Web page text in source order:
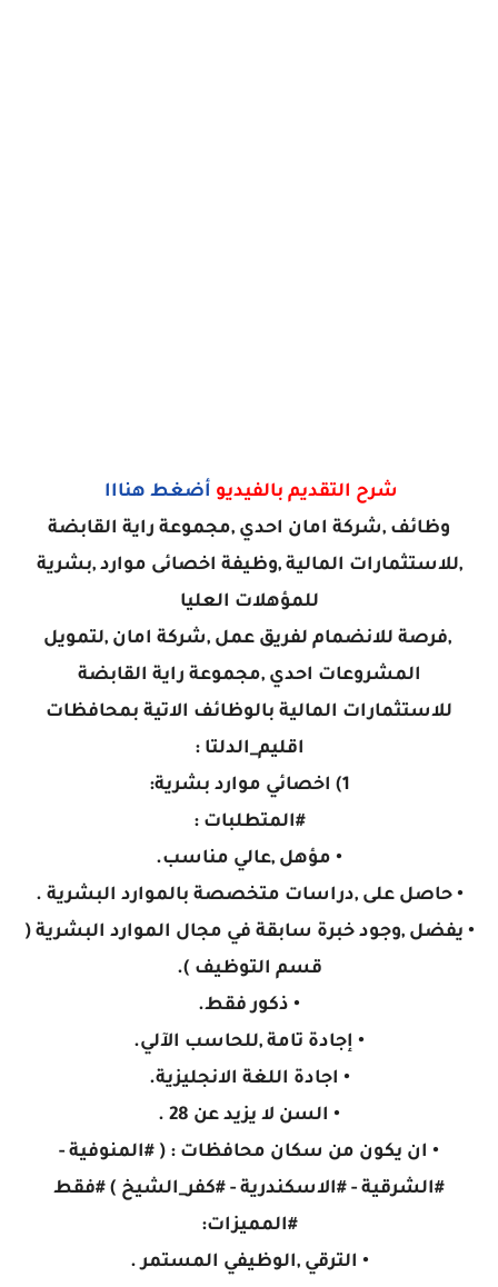
شرح التقديم بالفيديو أضغط هنااا
وظائف ,شركة امان احدي ,مجموعة راية القابضة
,للاستثمارات المالية ,وظيفة اخصائى موارد ,بشرية
للمؤهلات العليا
,فرصة للانضمام لفريق عمل ,شركة امان ,لتمويل
المشروعات احدي ,مجموعة راية القابضة
للاستثمارات المالية بالوظائف الاتية بمحافظات
اقليم_الدلتا :
1) اخصائي موارد بشرية:
#المتطلبات :
• مؤهل ,عالي مناسب.
• حاصل على ,دراسات متخصصة بالموارد البشرية .
• يفضل ,وجود خبرة سابقة في مجال الموارد البشرية (
قسم التوظيف ).
• ذكور فقط.
• إجادة تامة ,للحاسب الآلي.
• اجادة اللغة الانجليزية.
• السن لا يزيد عن 28 .
• ان يكون من سكان محافظات : ( #المنوفية -
#الشرقية - #الاسكندرية - #كفر_الشيخ ) #فقط
#المميزات:
• الترقي ,الوظيفي المستمر .